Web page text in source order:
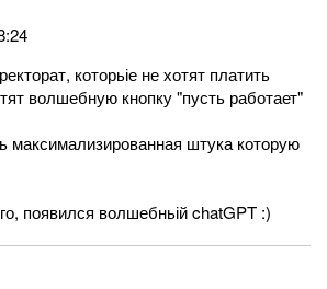
которьіе не хотят платить
волшебную кнопку "пусть работает"
максимализированная штука которую
появился волшебньій chatGPT :)